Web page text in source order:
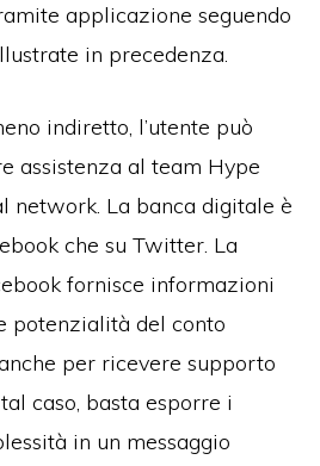
applicazione seguendo
in precedenza.
indiretto, l’utente può
assistenza al team Hype
network. La banca digitale è
che su Twitter. La
fornisce informazioni
potenzialità del conto
per ricevere supporto
caso, basta esporre i
in un messaggio